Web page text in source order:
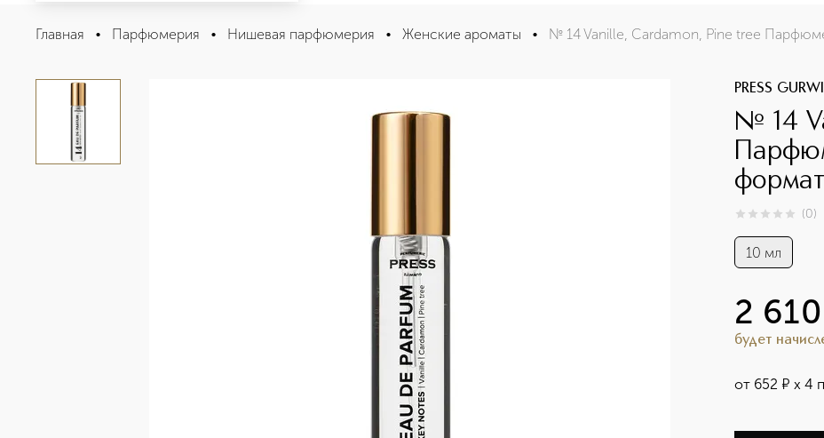
№ 14 Vanille, Cardamon, Pine tree Парфюмерная вода в дорожном формате
Описание
Главная • Парфюмерия • Нишевая парфюмерия • Женские ароматы • № 14 Vanille, Cardamon, Pine tree
PRESS
№ 14
0из 0 (0)
10 мл
2 610
будет
от 652 ¤ х 4